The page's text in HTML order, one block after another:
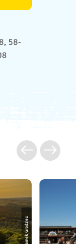
58-
Zamek Grodziec